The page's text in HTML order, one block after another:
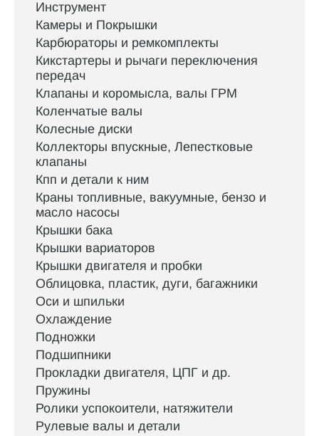
Инструмент
Камеры и Покрышки
Карбюраторы и ремкомплекты
Кикстартеры и рычаги переключения
передач
Клапаны и коромысла, валы ГРМ
Коленчатые валы
Колесные диски
Коллекторы впускные, Лепестковые
клапаны
Кпп и детали к ним
Краны топливные, вакуумные, бензо и
масло насосы
Крышки бака
Крышки вариаторов
Крышки двигателя и пробки
Облицовка, пластик, дуги, багажники
Оси и шпильки
Охлаждение
Подножки
Подшипники
Прокладки двигателя, ЦПГ и др.
Пружины
Ролики успокоители, натяжители
Рулевые валы и детали